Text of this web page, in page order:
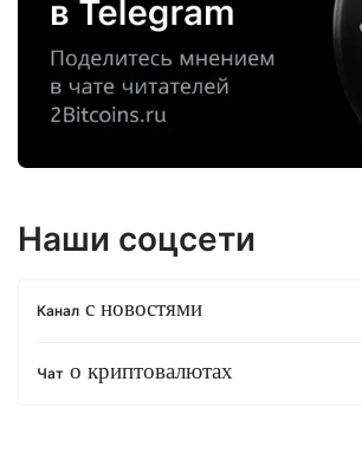
Наши соцсети
Канал с новостями
Чат о криптовалютах